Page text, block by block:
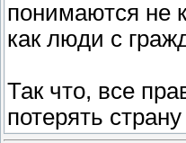
понимаются не
как люди с
Так что, все
потерять